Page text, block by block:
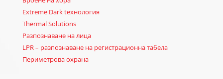
Extreme Dark tехнология
Thermal Solutions
Разпознаване на лица
LPR – разпознаване на регистрационна табела
Периметрова охрана